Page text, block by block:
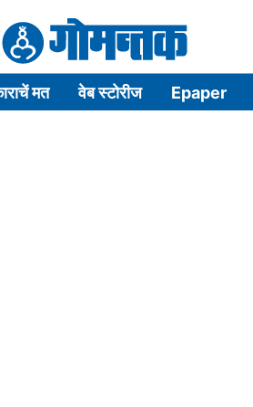
मत वेब स्टोरीज Epaper